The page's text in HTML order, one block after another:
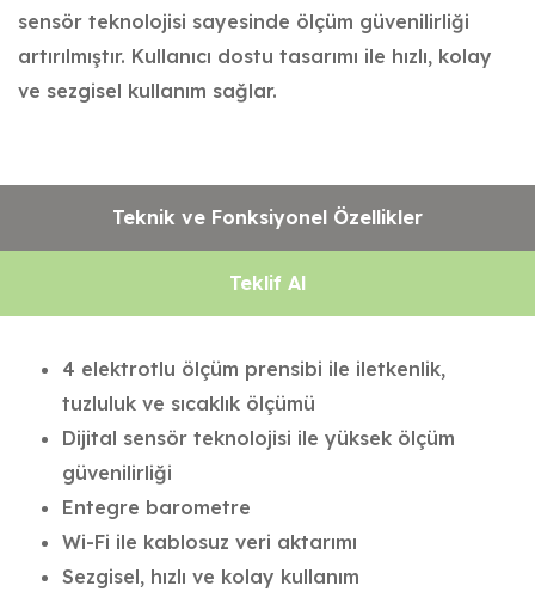
sensör teknolojisi sayesinde ölçüm güvenilirliği
artırılmıştır. Kullanıcı dostu tasarımı ile hızlı, kolay
ve sezgisel kullanım sağlar.
Teknik ve Fonksiyonel Özellikler
Teklif Al
4 elektrotlu ölçüm prensibi ile iletkenlik,
tuzluluk ve sıcaklık ölçümü
Dijital sensör teknolojisi ile yüksek ölçüm
güvenilirliği
Entegre barometre
Wi-Fi ile kablosuz veri aktarımı
Sezgisel, hızlı ve kolay kullanım